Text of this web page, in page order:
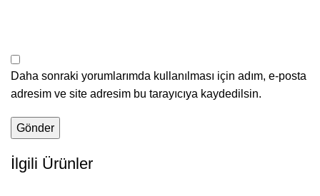
Daha sonraki yorumlarımda kullanılması için adım, e-posta
adresim ve site adresim bu tarayıcıya kaydedilsin.
İlgili Ürünler